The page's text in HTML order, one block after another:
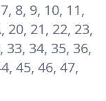
8, 9, 10, 11,
20, 21, 22, 23,
33, 34, 35, 36,
45, 46, 47,